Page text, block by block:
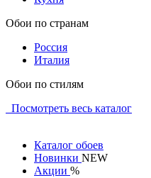
Обои по странам
Россия
Италия
Обои по стилям
Посмотреть весь каталог
Каталог обоев
Новинки NEW
Акции %